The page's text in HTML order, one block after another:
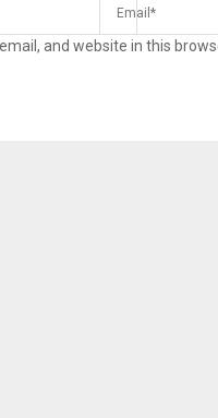
and website in this